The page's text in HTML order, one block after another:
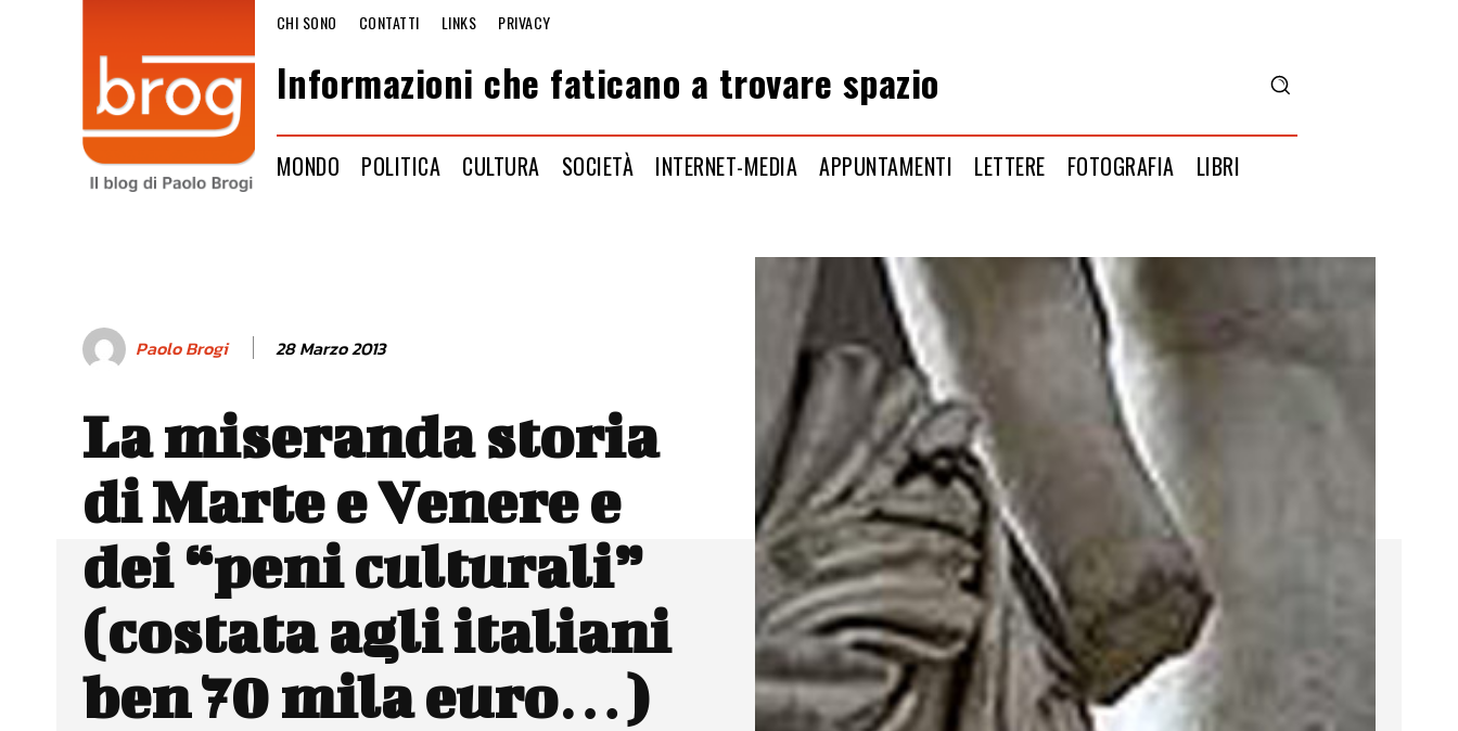
CHI SONO CONTATTI LINKS PRIVACY
Informazioni che faticano a trovare spazio
MONDO POLITICA CULTURA SOCIETÀ INTERNET-MEDIA APPUNTAMENTI LETTERE FOTOGRAFIA LIBRI
Paolo Brogi 28 Marzo 2013
La miseranda storia
di Marte e Venere e
dei “peni culturali”
(costata agli italiani
ben 70 mila euro…)